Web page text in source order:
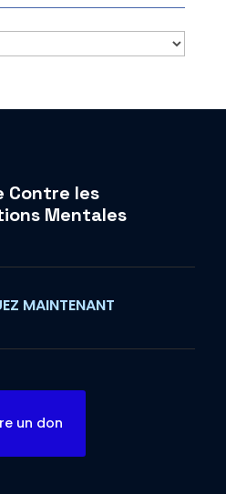
Contre les
Mentales
MAINTENANT
un don